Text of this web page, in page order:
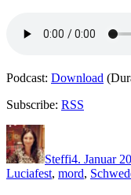
Podcast: Download
Subscribe: RSS
Autor
Steffi4. Januar
Luciafest, mord,